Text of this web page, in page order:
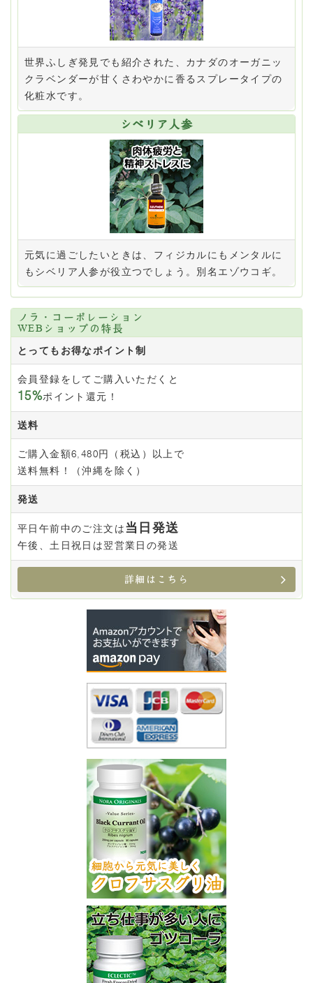
LINE公式アカウントのご案内
2022/08/31
出版記念キャンペーン
2022/08/22
価格改定のお知らせ
が更新されました。
8月13日（土）～ 8月15日（月）は夏季休業とさせてい
ゴールデンウィークの営業について
2022/02/10
配送遅延について
2022/01/07
配送遅延について
2021/11/26
だきます
2021/09/27
メディア情報 が更新されました。
2021/08/20
取扱終了商品のお知らせ（エクレクティック社商品）
2021/07/16
8月13日（金）～ 8月15日（日）は夏季休業とさせてい
ただきます
2021/06/29
配送遅延について
2021/05/13
エクレクティック商品「マリアアザミD」入荷！
ゴールデンウィークの営業について
取扱終了商品のお知らせ（ハーブファーム社商品）
リニューアル商品のお知らせ（クロフサスグリ油V）
エクレクティック商品「エキナシアFFD」入荷！
12月29日（火）～1月3日（日）は冬季休業とさせていた
取扱終了商品のお知らせ（ブラックコホシュ）
NutriSupport マルチビタミン＆ミネラル 容器仕様変更
取扱終了商品のお知らせ（クロフサスグリ油V）
世界ふしぎ発見でも紹介された、カナダのオーガニッ
クラベンダーが甘くさわやかに香るスプレータイプの
化粧水です。
シベリア人参
元気に過ごしたいときは、フィジカルにもメンタルに
もシベリア人参が役立つでしょう。別名エゾウコギ。
ノラ・コーポレーション
WEBショップの特長
とってもお得なポイント制
会員登録をしてご購入いただくと
15%ポイント還元！
送料
ご購入金額6,480円（税込）以上で
送料無料！（沖縄を除く）
発送
平日午前中のご注文は当日発送
午後、土日祝日は翌営業日の発送
詳細はこちら